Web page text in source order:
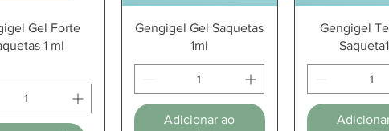
rápida
Gel Forte
1 ml
Visualização rápida
Gengigel Gel Saquetas
1ml
Adicionar ao
Gengigel